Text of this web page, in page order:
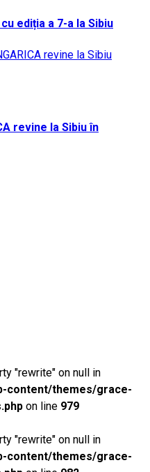
ediția a 7-a la Sibiu
revine la Sibiu în
"rewrite" on null in
content/themes/grace-
on line 979
"rewrite" on null in
content/themes/grace-